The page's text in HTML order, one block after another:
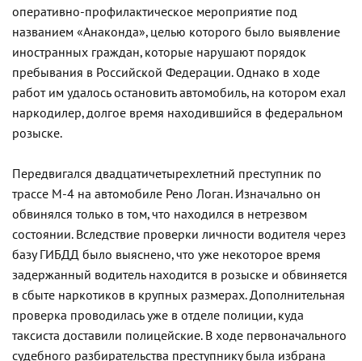
оперативно-профилактическое мероприятие под
названием «Анаконда», целью которого было выявление
иностранных граждан, которые нарушают порядок
пребывания в Российской Федерации. Однако в ходе
работ им удалось остановить автомобиль, на котором ехал
наркодилер, долгое время находившийся в федеральном
розыске.
Передвигался двадцатичетырехлетний преступник по
трассе М-4 на автомобиле Рено Логан. Изначально он
обвинялся только в том, что находился в нетрезвом
состоянии. Вследствие проверки личности водителя через
базу ГИБДД было выяснено, что уже некоторое время
задержанный водитель находится в розыске и обвиняется
в сбыте наркотиков в крупных размерах. Дополнительная
проверка проводилась уже в отделе полиции, куда
таксиста доставили полицейские. В ходе первоначального
судебного разбирательства преступнику была избрана